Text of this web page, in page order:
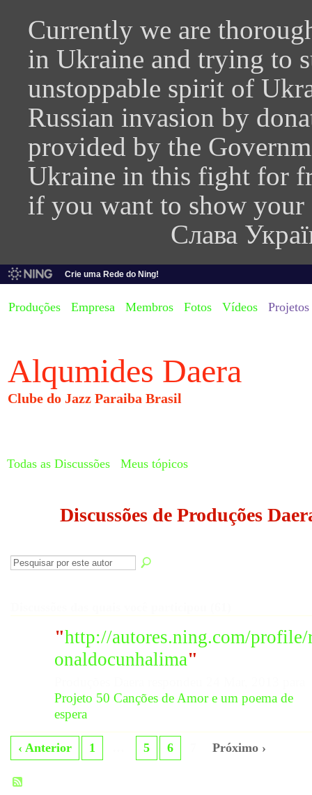
Currently we are
in Ukraine and trying to
unstoppable spirit of
Russian invasion by
provided by the
Ukraine in this fight for
if you want to show
Слава
Crie uma Rede do Ning!
Produções Empresa Membros Fotos Vídeos Projetos
Alqumides Daera
Clube do Jazz Paraiba Brasil
Todas as Discussões Meus tópicos
Discussões de Produções
"http://autores.ning.com/profile/
onaldocunhalima"
Projeto 50 Canções de Amor e um poema de
espera
‹ Anterior 1 5 6 Próximo ›